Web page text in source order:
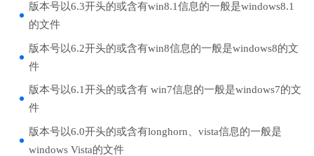
版本号以6.3开头的或含有win8.1信息的一般是windows8.1
的文件
版本号以6.2开头的或含有win8信息的一般是windows8的文
件
版本号以6.1开头的或含有 win7信息的一般是windows7的文
件
版本号以6.0开头的或含有longhorn、vista信息的一般是
windows Vista的文件